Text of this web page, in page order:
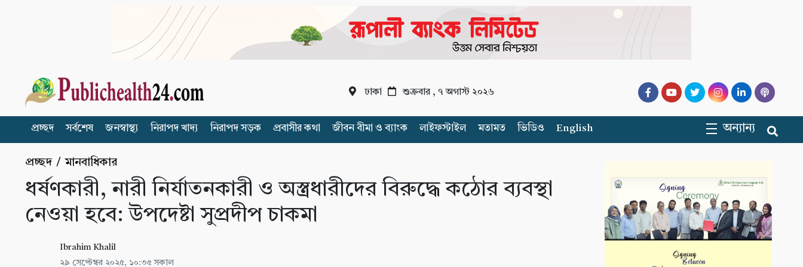
ঢাকা শুক্রবার , ৭ অগাস্ট ২০২৬
প্রচ্ছদ সর্বশেষ জনস্বাস্থ্য নিরাপদ খাদ্য নিরাপদ সড়ক প্রবাসীর কথা জীবন বীমা ও ব্যাংক লাইফস্টাইল মতামত ভিডিও English অন্যান্য
প্রচ্ছদ /মানবাধিকার
ধর্ষণকারী, নারী নির্যাতনকারী ও অস্ত্রধারীদের বিরুদ্ধে কঠোর ব্যবস্থা
নেওয়া হবে: উপদেষ্টা সুপ্রদীপ চাকমা
Ibrahim Khalil
২৯ সেপ্টেম্বর ২০২৫, ১০:৩৫ সকাল